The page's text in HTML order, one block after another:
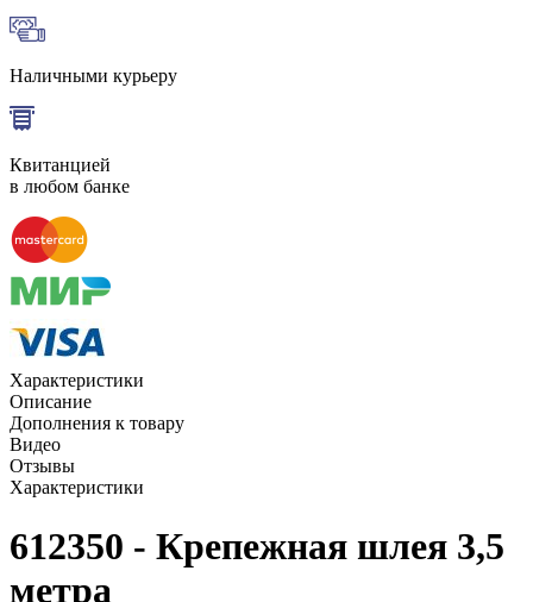
Наличными курьеру
Квитанцией
в любом банке
Характеристики
Описание
Дополнения к товару
Видео
Отзывы
Характеристики
612350 - Крепежная шлея 3,5
метра